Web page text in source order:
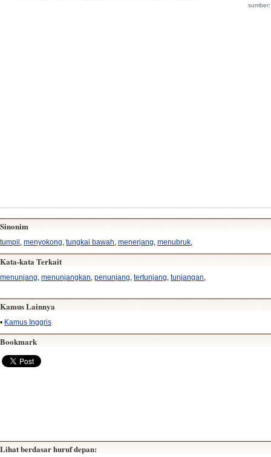
Sinonim
tumpil menyokong tungkai bawah menerjang menubruk
Kata-kata Terkait
menunjang, menunjangkan, penunjang, tertunjang, tunjangan,
Kamus Lainnya
• Kamus Inggris
Bookmark
Lihat berdasar huruf depan: